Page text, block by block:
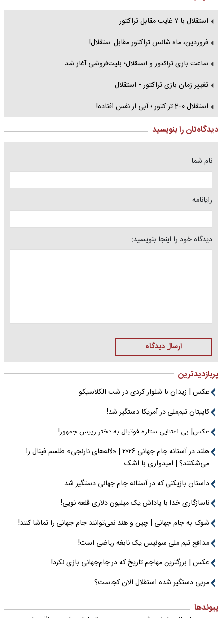
استقلال با ۷ غایب مقابل تراکتور
فروردین، ماه شانس تراکتور مقابل استقلال!
ساعت بازی تراکتور و استقلال؛ بلیت‌فروشی آغاز شد
تغییر زمان بازی تراکتور - استقلال
استقلال 0-2 تراکتور ؛ آبی از نفس افتاده!
دیدگاه‌تان را بنویسید
نام شما
رایانامه
دیدگاه خود را اینجا بنویسید:
ارسال دیدگاه
پربازدیدترین
عکس | زیدان با شلوار کردی در شب الکلاسیکو
کاپیتان تیم‌ملی در آمریکا دستگیر شد!
عکس| بی اعتنایی ستاره فوتبال به دختر رییس جمهور!
هلند در آستانه جام جهانی ۲۰۲۶ | «لاله‌های نارنجی» طلسم فینال را
می‌شکنند؟ | امیدواری با اشک
داستان بازیکنی که در آستانه جام جهانی دستگیر شد
ناسازگاری خدا با پاداش یک میلیون دلاری قلعه نویی!
شوک به جام جهانی | چین و هند نمی‌توانند جام جهانی را تماشا کنند!
مدافع تیم ملی سوئیس یک نابغه ریاضی است!
عکس | بزرگترین مهاجم تاریخ که در جام‌جهانی بازی نکرد!
مربی دستگیر شده استقلال الان کجاست؟
پیوندها